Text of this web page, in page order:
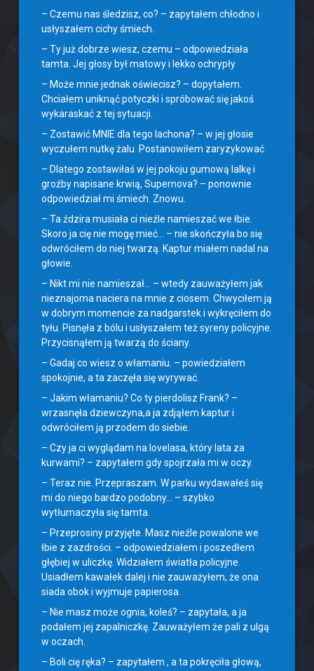
– Czemu nas śledzisz, co? – zapytałem chłodno i
usłyszałem cichy śmiech.
– Ty już dobrze wiesz, czemu – odpowiedziała
tamta. Jej głosy był matowy i lekko ochrypły
– Może mnie jednak oświecisz? – dopytałem.
Chciałem uniknąć potyczki i spróbować się jakoś
wykaraskać z tej sytuacji.
– Zostawić MNIE dla tego lachona? – w jej głosie
wyczułem nutkę żalu. Postanowiłem zaryzykować
– Dlatego zostawiłaś w jej pokoju gumową lalkę i
groźby napisane krwią, Supernova? – ponownie
odpowiedział mi śmiech. Znowu.
– Ta ździra musiała ci nieźle namieszać we łbie.
Skoro ja cię nie mogę mieć… – nie skończyła bo się
odwróciłem do niej twarzą. Kaptur miałem nadal na
głowie.
– Nikt mi nie namieszał… – wtedy zauważyłem jak
nieznajoma naciera na mnie z ciosem. Chwyciłem ją
w dobrym momencie za nadgarstek i wykręciłem do
tyłu. Pisnęła z bólu i usłyszałem też syreny policyjne.
Przycisnąłem ją twarzą do ściany.
– Gadaj co wiesz o włamaniu. – powiedziałem
spokojnie, a ta zaczęła się wyrywać.
– Jakim włamaniu? Co ty pierdolisz Frank? –
wrzasnęła dziewczyna,a ja zdjąłem kaptur i
odwróciłem ją przodem do siebie.
– Czy ja ci wyglądam na lovelasa, który lata za
kurwami? – zapytałem gdy spojrzała mi w oczy.
– Teraz nie. Przepraszam. W parku wydawałeś się
mi do niego bardzo podobny… – szybko
wytłumaczyła się tamta.
– Przeprosiny przyjęte. Masz nieźle powalone we
łbie z zazdrości. – odpowiedziałem i poszedłem
głębiej w uliczkę. Widziałem światła policyjne.
Usiadłem kawałek dalej i nie zauważyłem, że ona
siada obok i wyjmuje papierosa.
– Nie masz może ognia, koleś? – zapytała, a ja
podałem jej zapalniczkę. Zauważyłem że pali z ulgą
w oczach.
– Boli cię ręka? – zapytałem , a ta pokręciła głową,